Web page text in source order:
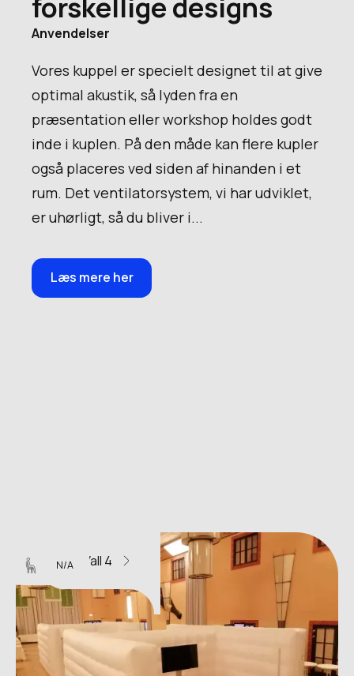
Anvendelser
Vores kuppel er specielt designet til at give
optimal akustik, så lyden fra en
præsentation eller workshop holdes godt
inde i kuplen. På den måde kan flere kupler
også placeres ved siden af hinanden i et
rum. Det ventilatorsystem, vi har udviklet,
er uhørligt, så du bliver i...
Læs mere her
H-Wall 4
N/A